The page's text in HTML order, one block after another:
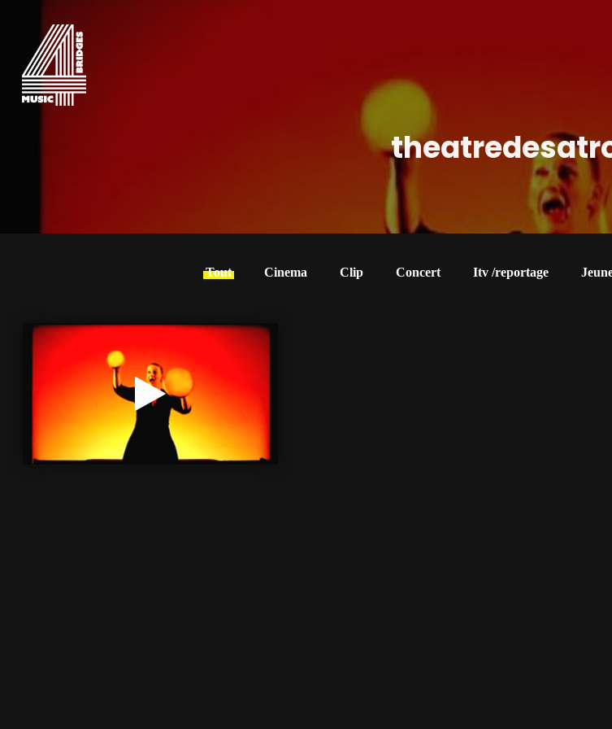
Tout Cinema Clip Concert Itv /reportage